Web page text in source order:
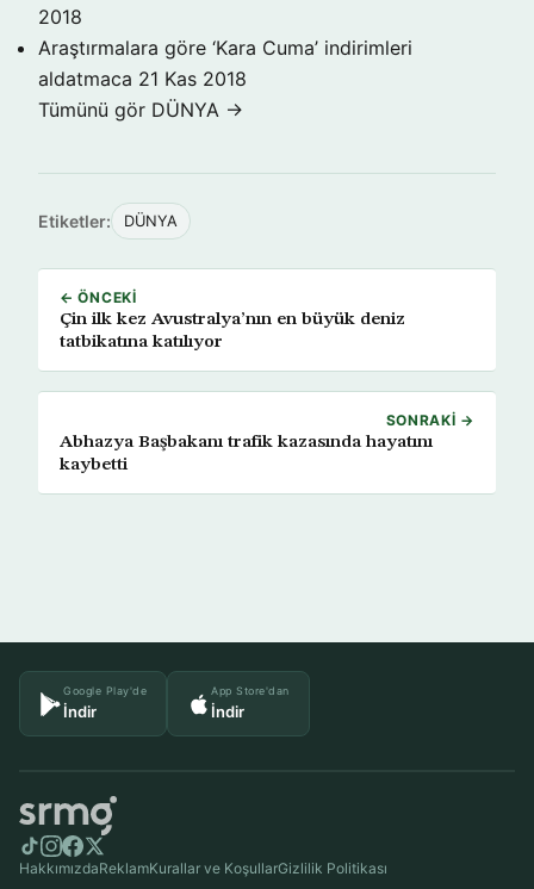
2018
Araştırmalara göre ‘Kara Cuma’ indirimleri
aldatmaca 21 Kas 2018
Tümünü gör DÜNYA →
Etiketler: DÜNYA
← ÖNCEKI
Çin ilk kez Avustralya’nın en büyük deniz
tatbikatına katılıyor
SONRAKI →
Abhazya Başbakanı trafik kazasında hayatını
kaybetti
Google Play'de
İndir
App Store'dan
İndir
HakkımızdaReklamKurallar ve KoşullarGizlilik Politikası